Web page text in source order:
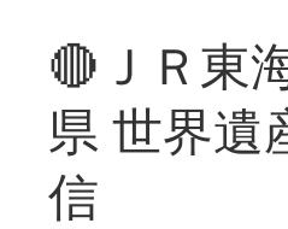
🔴ＪＲ東
県 世界遺
信